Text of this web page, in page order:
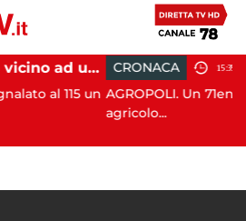
CRONACA 15:35
AGROPOLI. Un 71enne ha perso la